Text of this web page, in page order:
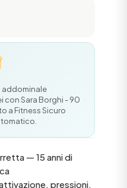
addominale
Sara Borghi - 90
a Fitness Sicuro
— 15 anni di
pressioni,